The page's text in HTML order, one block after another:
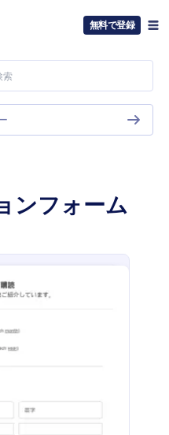
無料で登録
ンフォーム